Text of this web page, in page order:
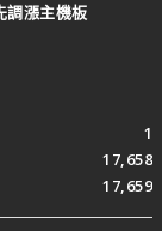
調漲主機板
1
17,658
17,659